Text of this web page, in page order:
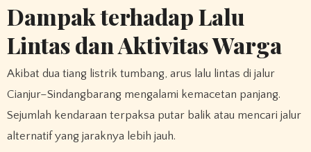
Dampak terhadap Lalu
Lintas dan Aktivitas Warga
Akibat dua tiang listrik tumbang, arus lalu lintas di jalur
Cianjur–Sindangbarang mengalami kemacetan panjang.
Sejumlah kendaraan terpaksa putar balik atau mencari jalur
alternatif yang jaraknya lebih jauh.